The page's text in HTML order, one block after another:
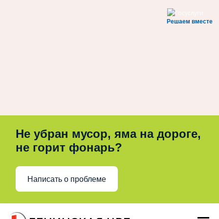
Решаем вместе
Не убран мусор, яма на дороге,
не горит фонарь?
Написать о проблеме